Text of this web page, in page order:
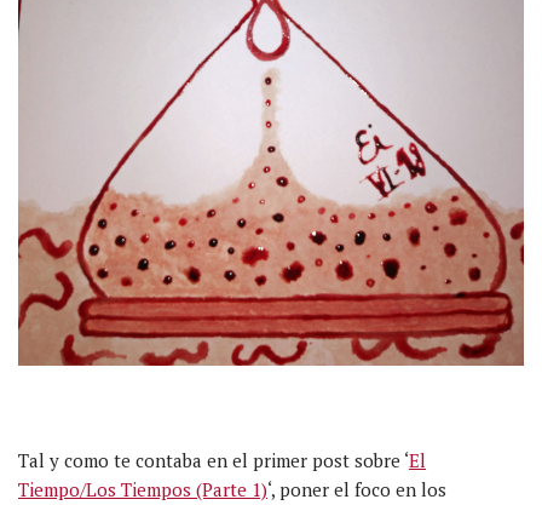
Tal y como te contaba en el primer post sobre ‘El
Tiempo/Los Tiempos (Parte 1)‘, poner el foco en los